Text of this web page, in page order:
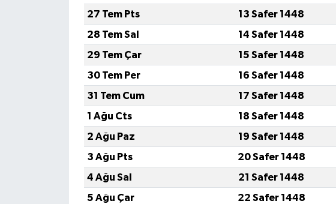
27 Tem Pts
13 Safer 1448
28 Tem Sal
14 Safer 1448
29 Tem Çar
15 Safer 1448
30 Tem Per
16 Safer 1448
31 Tem Cum
17 Safer 1448
1 Ağu Cts
18 Safer 1448
2 Ağu Paz
19 Safer 1448
3 Ağu Pts
20 Safer 1448
4 Ağu Sal
21 Safer 1448
5 Ağu Çar
22 Safer 1448